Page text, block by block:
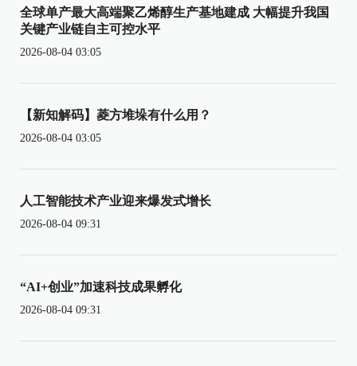
全球单产最大高端聚乙烯醇生产基地建成 大幅提升我国
关键产业链自主可控水平
2026-08-04 03:05
【新知解码】菱方堆垛有什么用？
2026-08-04 03:05
人工智能技术产业迎来爆发式增长
2026-08-04 09:31
“AI+创业”加速科技成果孵化
2026-08-04 09:31